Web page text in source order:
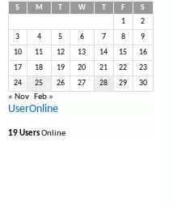
S
M W F
S
1
2
3 4 5 6 7 8 9
10 11 12 13 14 15 16
17 18 19 20 21 22 23
24 25 26 27 28 29 30
« Nov Feb »
UserOnline
19 UsersOnline